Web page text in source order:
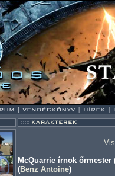
McQuarrie írnok őrmester
(Benz Antoine)